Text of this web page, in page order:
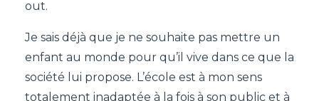
out.
Je sais déjà que je ne souhaite pas mettre un
enfant au monde pour qu’il vive dans ce que la
société lui propose. L’école est à mon sens
totalement inadaptée à la fois à son public et à